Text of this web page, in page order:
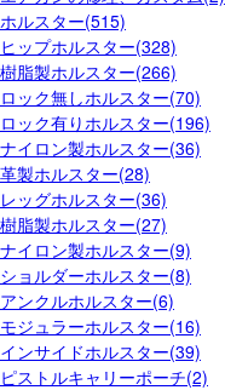
ホルスター(515)
ヒップホルスター(328)
樹脂製ホルスター(266)
ロック無しホルスター(70)
ロック有りホルスター(196)
ナイロン製ホルスター(36)
革製ホルスター(28)
レッグホルスター(36)
樹脂製ホルスター(27)
ナイロン製ホルスター(9)
ショルダーホルスター(8)
アンクルホルスター(6)
モジュラーホルスター(16)
インサイドホルスター(39)
ピストルキャリーポーチ(2)